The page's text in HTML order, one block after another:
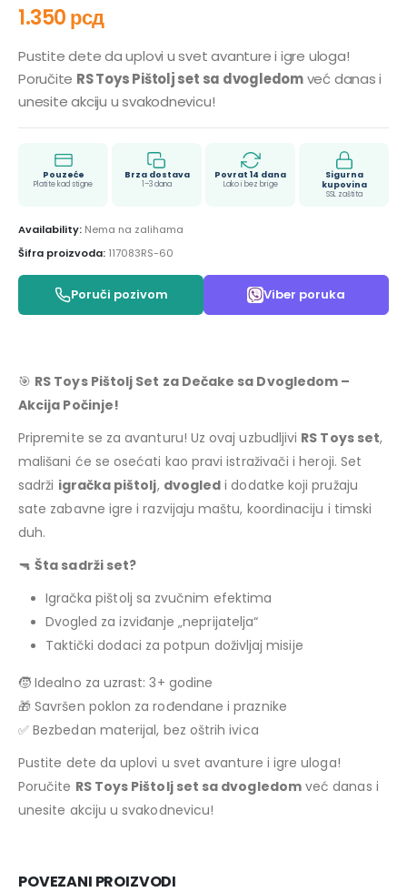
1.350рсд
Pustite dete da uplovi u svet avanture i igre uloga!
Poručite RS Toys Pištolj set sa dvogledomveć danas i
unesite akciju u svakodnevicu!
Pouzeće
Platite kad stigne
Brza dostava
1–3 dana
Povrat 14 dana
Lako i bez brige
Sigurna
kupovina
SSL zaštita
Availability: Nema na zalihama
Šifra proizvoda: 117083RS-60
Poruči pozivom Viber poruka
🎯 RS Toys Pištolj Set za Dečake sa Dvogledom –
Akcija Počinje!
Pripremite se za avanturu! Uz ovaj uzbudljivi RS Toys set,
mališani će se osećati kao pravi istraživači i heroji. Set
sadrži igračka pištolj, dvogled i dodatke koji pružaju
sate zabavne igre i razvijaju maštu, koordinaciju i timski
duh.
🔫Šta sadrži set?
Igračka pištolj sa zvučnim efektima
Dvogled za izviđanje „neprijatelja“
Taktički dodaci za potpun doživljaj misije
🧒 Idealno za uzrast: 3+ godine
🎁 Savršen poklon za rođendane i praznike
✅ Bezbedan materijal, bez oštrih ivica
Pustite dete da uplovi u svet avanture i igre uloga!
Poručite RS Toys Pištolj set sa dvogledomveć danas i
unesite akciju u svakodnevicu!
POVEZANI PROIZVODI